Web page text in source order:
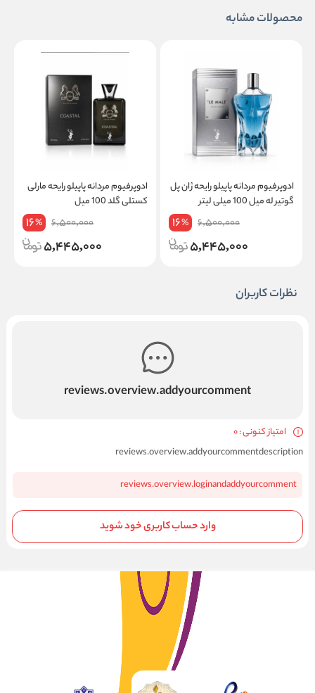
محصولات مشابه
ادوپرفیوم مردانه پاپیلو رایحه ژان پل
گوتیر له میل 100 میلی لیتر
6,500,000
16%
5,445,000
ادوپرفیوم مردانه پاپیلو رایحه مارلی
کستلی گلد 100 میل
6,500,000
16%
5,445,000
نظرات کاربران
reviews.overview.addyourcomment
امتیاز کنونی : 0
reviews.overview.addyourcommentdescription
reviews.overview.loginandaddyourcomment
وارد حساب کاربری خود شوید